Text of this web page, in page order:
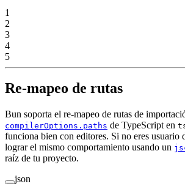
1
2
3
4
5
Re-mapeo de rutas
Bun soporta el re-mapeo de rutas de
compilerOptions.paths de TypeScript en
funciona bien con editores. Si no eres usuario
lograr el mismo comportamiento usando un
raíz de tu proyecto.
json